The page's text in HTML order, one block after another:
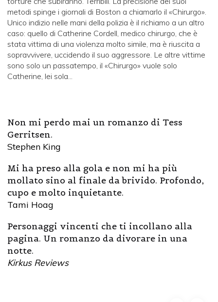
metodi spinge i giornali di Boston a chiamarlo il «Chirurgo».
Unico indizio nelle mani della polizia è il richiamo a un altro
caso: quello di Catherine Cordell, medico chirurgo, che è
stata vittima di una violenza molto simile, ma è riuscita a
sopravvivere, uccidendo il suo aggressore. Le altre vittime
sono solo un passatempo, il «Chirurgo» vuole solo
Catherine, lei sola...
Non mi perdo mai un romanzo di Tess
Gerritsen.
Stephen King
Mi ha preso alla gola e non mi ha più
mollato sino al finale da brivido. Profondo,
cupo e molto inquietante.
Tami Hoag
Personaggi vincenti che ti incollano alla
pagina. Un romanzo da divorare in una
notte.
Kirkus Reviews